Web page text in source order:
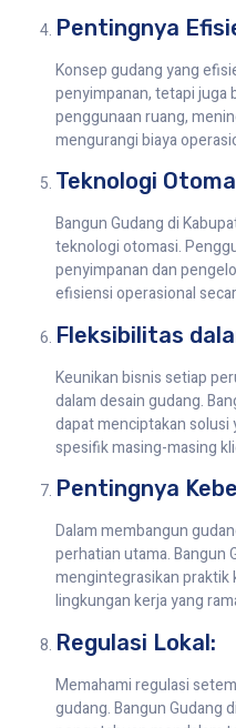
Pentingnya
Konsep gudang yang
penyimpanan, tetapi juga
penggunaan ruang,
mengurangi biaya
Teknologi
Bangun Gudang di
teknologi otomasi.
penyimpanan dan
efisiensi operasional
Fleksibilitas
Keunikan bisnis setiap
dalam desain gudang.
dapat menciptakan
spesifik masing-masing
Pentingnya
Dalam membangun
perhatian utama. Bangun
mengintegrasikan praktik
lingkungan kerja yang
Regulasi Lokal:
Memahami regulasi
gudang. Bangun Gudang